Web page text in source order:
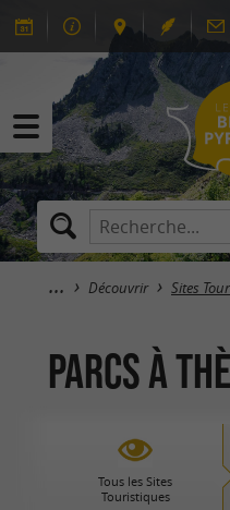
Découvrir Sites
Parcs à
Tous les Sites
Touristiques